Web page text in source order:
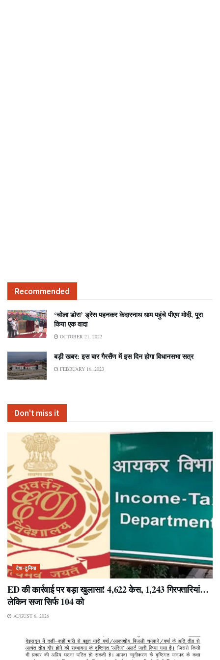
Recommended
‘चोला डोरा’ ड्रेस पहनकर केदारनाथ धाम पहुंचे पीएम मोदी, पूरा
किया एक वादा
OCTOBER 21, 2022
बड़ी खबर: इस बार गैरसैंण में इस दिन होगा विधानसभा सत्र
FEBRUARY 16, 2023
Don't miss it
देश-दुनिया
ED की कार्रवाई पर बड़ा खुलासा! 4,622 केस, 1,243 गिरफ्तारियां…
लेकिन सजा सिर्फ 104 को
AUGUST 6, 2026